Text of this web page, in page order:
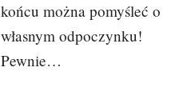
końcu można pomyśleć o
własnym odpoczynku!
Pewnie…